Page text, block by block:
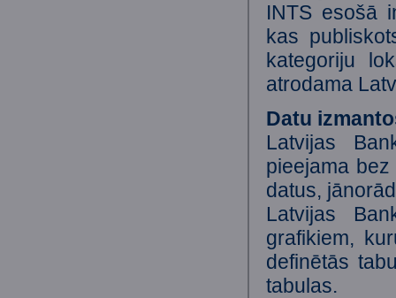
INTS esošā
kas
kategoriju
atrodama
Datu
Latvijas
pieejama
datus,
Latvijas
grafikiem,
definētās
tabulas.